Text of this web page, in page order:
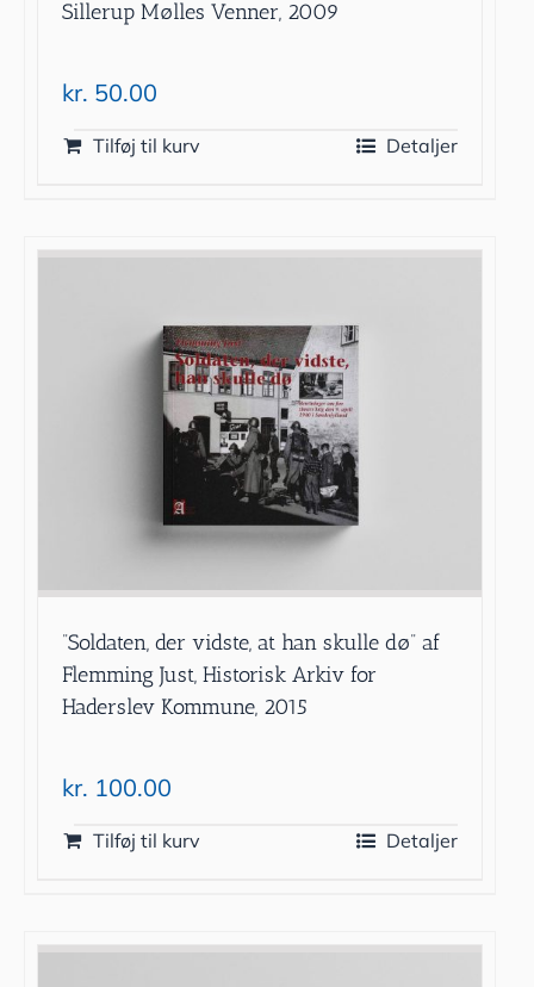
Sillerup Mølles Venner, 2009
kr. 50.00
Tilføj til kurv Detaljer
”Soldaten, der vidste, at han skulle dø” af
Flemming Just, Historisk Arkiv for
Haderslev Kommune, 2015
kr. 100.00
Tilføj til kurv Detaljer